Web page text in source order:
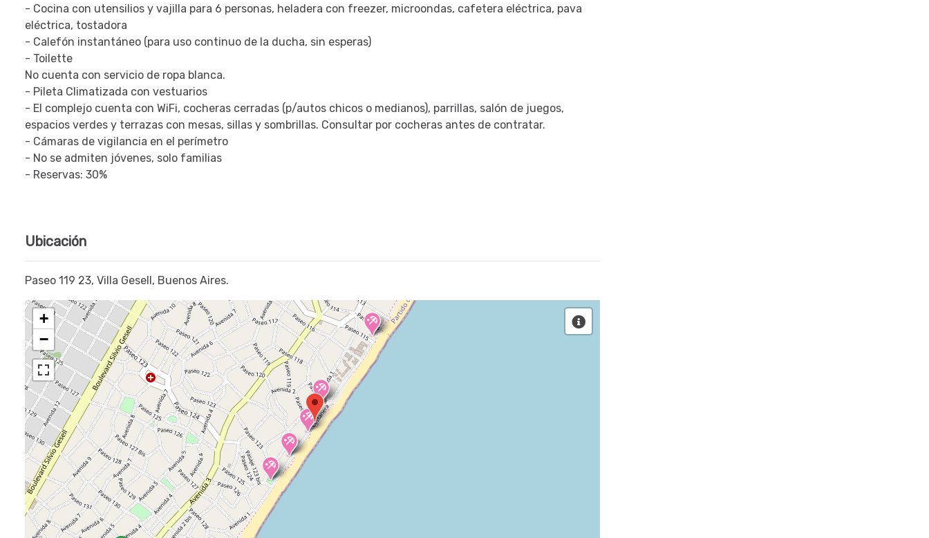
- Cocina con utensilios y vajilla para 6 personas, heladera con freezer, microondas, cafetera eléctrica, pava
eléctrica, tostadora
- Calefón instantáneo (para uso continuo de la ducha, sin esperas)
- Toilette
No cuenta con servicio de ropa blanca.
- Pileta Climatizada con vestuarios
- El complejo cuenta con WiFi, cocheras cerradas (p/autos chicos o medianos), parrillas, salón de juegos,
espacios verdes y terrazas con mesas, sillas y sombrillas. Consultar por cocheras antes de contratar.
- Cámaras de vigilancia en el perímetro
- No se admiten jóvenes, solo familias
- Reservas: 30%
Ubicación
Paseo 119 23, Villa Gesell, Buenos Aires.
+
−